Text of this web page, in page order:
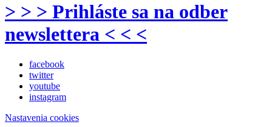
> > > Prihláste sa na odber
newslettera < < <
facebook
twitter
youtube
instagram
Nastavenia cookies